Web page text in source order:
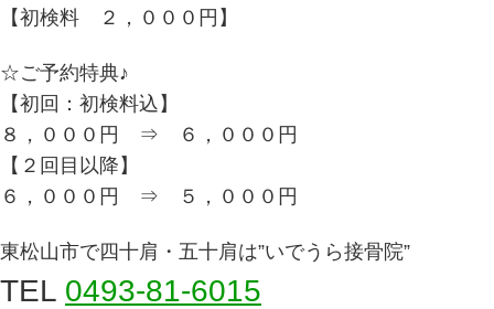
【初検料 ２，０００円】
☆ご予約特典♪
【初回：初検料込】
８，０００円 ⇒ ６，０００円
【２回目以降】
６，０００円 ⇒ ５，０００円
東松山市で四十肩・五十肩は”いでうら接骨院”
TEL 0493-81-6015